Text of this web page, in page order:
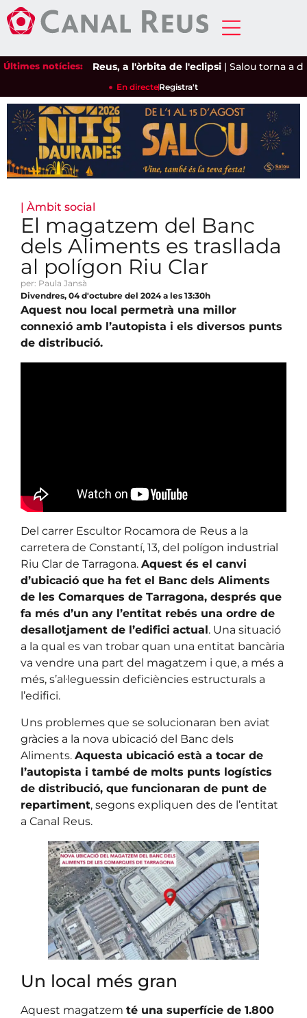
Últimes notícies:Reus, a l'òrbita de l'eclipsi|Salou torna a
En directeRegistra't
| Àmbit social
El magatzem del Banc
dels Aliments es trasllada
al polígon Riu Clar
per: Paula Jansà
Divendres, 04 d'octubre del 2024 a les 13:30h
Aquest nou local permetrà una millor
connexió amb l’autopista i els diversos punts
de distribució.
Del carrer Escultor Rocamora de Reus a la
carretera de Constantí, 13, del polígon industrial
Riu Clar de Tarragona. Aquest és el canvi
d’ubicació que ha fet el Banc dels Aliments
de les Comarques de Tarragona, després que
fa més d’un any l’entitat rebés una ordre de
desallotjament de l’edifici actual. Una situació
a la qual es van trobar quan una entitat bancària
va vendre una part del magatzem i que, a més a
més, s’al·leguessin deficiències estructurals a
l’edifici.
Uns problemes que se solucionaran ben aviat
gràcies a la nova ubicació del Banc dels
Aliments. Aquesta ubicació està a tocar de
l’autopista i també de molts punts logístics
de distribució, que funcionaran de punt de
repartiment, segons expliquen des de l’entitat
a Canal Reus.
Un local més gran
Aquest magatzem té una superfície de 1.800